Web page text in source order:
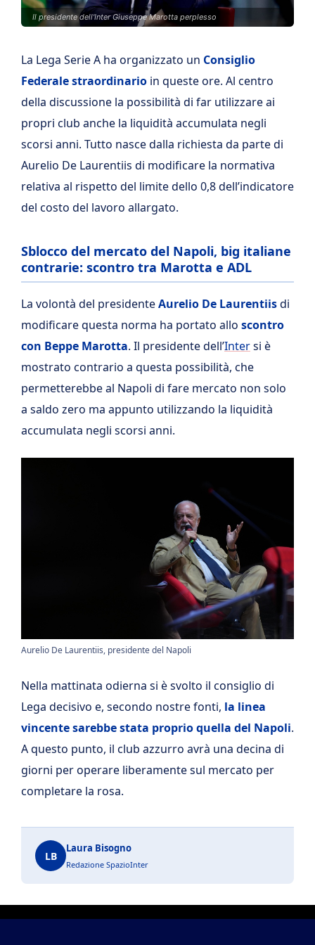
Il presidente dell'Inter Giuseppe Marotta perplesso
La Lega Serie A ha organizzato un Consiglio
Federale straordinario in queste ore. Al centro
della discussione la possibilità di far utilizzare ai
propri club anche la liquidità accumulata negli
scorsi anni. Tutto nasce dalla richiesta da parte di
Aurelio De Laurentiis di modificare la normativa
relativa al rispetto del limite dello 0,8 dell’indicatore
del costo del lavoro allargato.
Sblocco del mercato del Napoli, big italiane
contrarie: scontro tra Marotta e ADL
La volontà del presidenteAurelio De Laurentiisdi
modificare questa norma ha portato allo scontro
con Beppe Marotta. Il presidente dell’Intersi è
mostrato contrario a questa possibilità, che
permetterebbe al Napoli di fare mercato non solo
a saldo zero ma appunto utilizzando la liquidità
accumulata negli scorsi anni.
Aurelio De Laurentiis, presidente del Napoli
Nella mattinata odierna si è svolto il consiglio di
Lega decisivo e, secondo nostre fonti, la linea
vincente sarebbe stata proprio quella del Napoli.
A questo punto, il club azzurro avrà una decina di
giorni per operare liberamente sul mercato per
completare la rosa.
LB
Laura Bisogno
Redazione SpazioInter